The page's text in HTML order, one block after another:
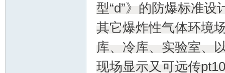
型“d”》的防爆标准
其它爆炸性气体环境
库、冷库、实验室、
现场显示又可远传